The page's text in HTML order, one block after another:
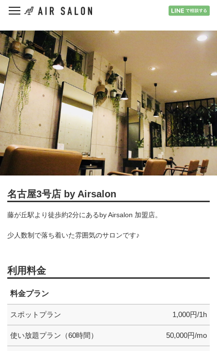
名古屋3号店 by Airsalon
藤が丘駅より徒歩約2分にあるby Airsalon 加盟店。
少人数制で落ち着いた雰囲気のサロンです♪
利用料金
料金プラン
スポットプラン 1,000円/1h
使い放題プラン（60時間） 50,000円/mo